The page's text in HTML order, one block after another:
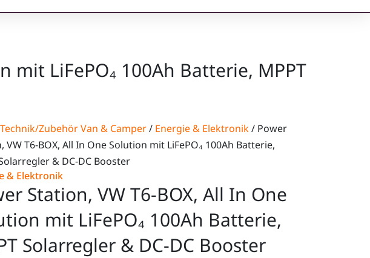
mit LiFePO₄ 100Ah Batterie, MPPT
Technik/Zubehör Van & Camper/ Energie & Elektronik/ Power
VW T6-BOX, All In One Solution mit LiFePO₄ 100Ah Batterie,
& DC-DC Booster
& Elektronik
Station, VW T6-BOX, All In One
mit LiFePO₄ 100Ah Batterie,
Solarregler & DC-DC Booster